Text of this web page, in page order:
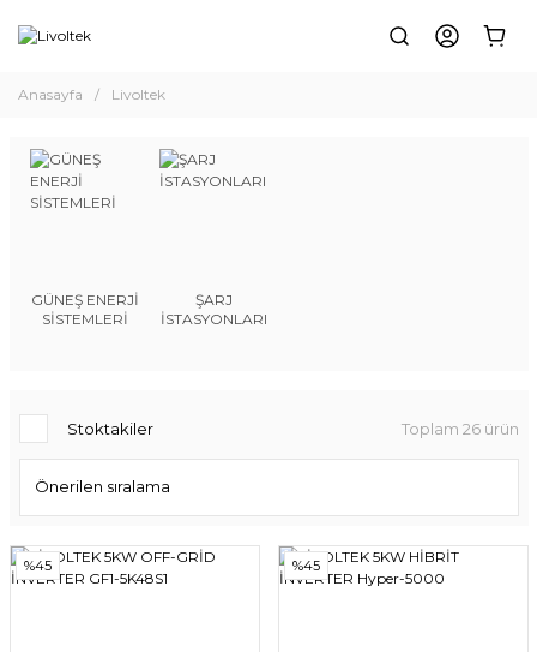
Anasayfa Livoltek
GÜNEŞ ENERJİ
SİSTEMLERİ
ŞARJ
İSTASYONLARI
Stoktakiler Toplam 26 ürün
%45 %45